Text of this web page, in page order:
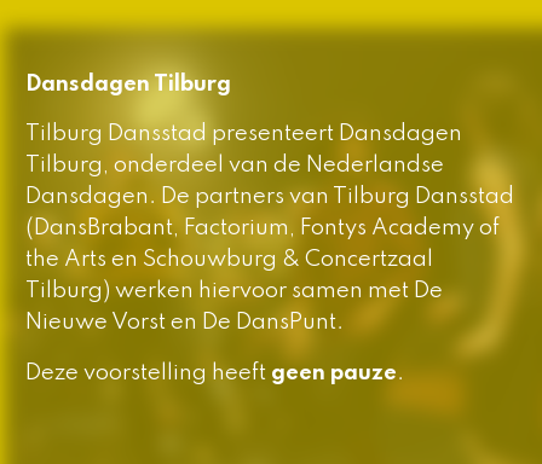
Dansdagen Tilburg
Tilburg Dansstad presenteert Dansdagen
Tilburg, onderdeel van de Nederlandse
Dansdagen. De partners van Tilburg Dansstad
(DansBrabant, Factorium, Fontys Academy of
the Arts en Schouwburg & Concertzaal
Tilburg) werken hiervoor samen met De
Nieuwe Vorst en De DansPunt.
Deze voorstelling heeft geen pauze.